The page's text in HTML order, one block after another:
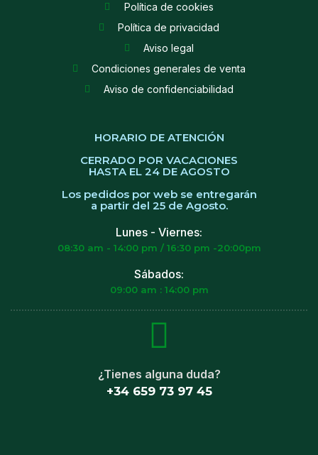
Política de cookies
Política de privacidad
Aviso legal
Condiciones generales de venta
Aviso de confidenciabilidad
HORARIO DE ATENCIÓN
CERRADO POR VACACIONES
HASTA EL 24 DE AGOSTO
Los pedidos por web se entregarán
a partir del 25 de Agosto.
Lunes - Viernes:
08:30 am - 14:00 pm / 16:30 pm -20:00pm
Sábados:
09:00 am : 14:00 pm
¿Tienes alguna duda?
+34 659 73 97 45